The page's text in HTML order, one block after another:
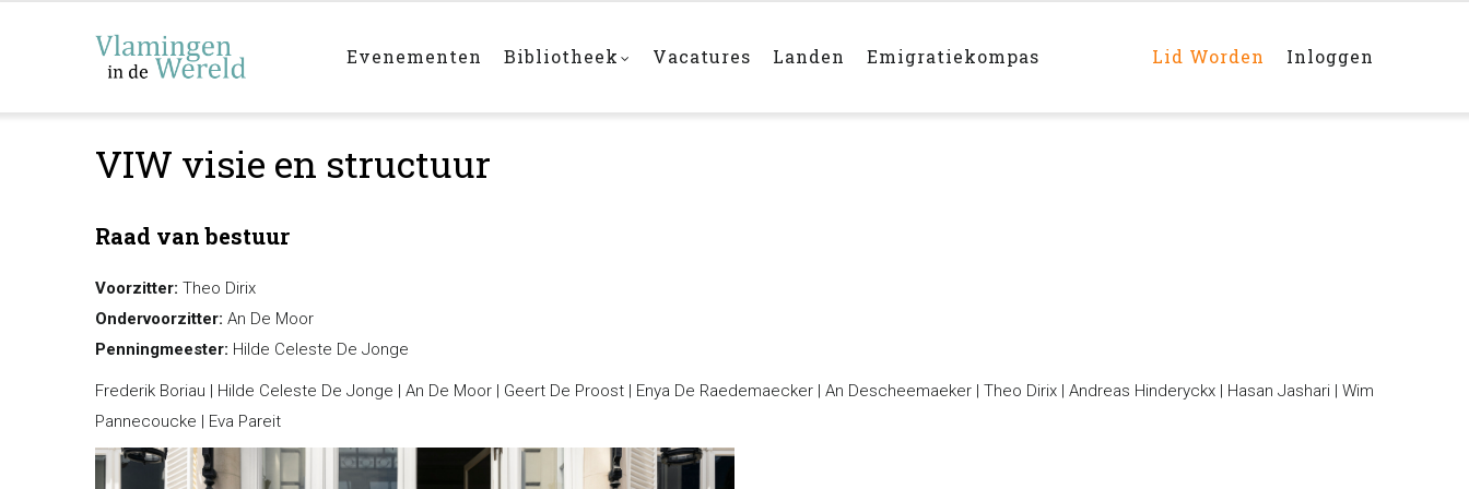
Main
Evenementen Bibliotheek Vacatures Landen Emigratiekompas
Main
rechts
Lid Worden Inloggen
VIW visie en structuur
Raad van bestuur
​Voorzitter: Theo Dirix
Ondervoorzitter: An De Moor
Penningmeester: Hilde Celeste De Jonge
Frederik Boriau | Hilde Celeste De Jonge | An De Moor | Geert De Proost | Enya De Raedemaecker | An Descheemaeker | Theo Dirix | Andreas Hinderyckx | Hasan Jashari | Wim
Pannecoucke | Eva Pareit